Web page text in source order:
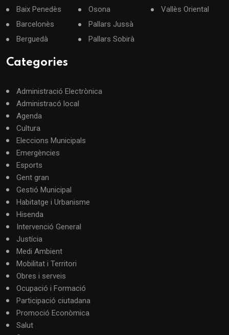
Baix Penedès
Barcelonès
Berguedà
Osona
Pallars Jussà
Pallars Sobirà
Vallès Oriental
Categories
Administració Electrònica
Administracó local
Agenda
Cultura
Eleccions Municipals
Emergències
Esports
Gent gran
Gestió Municipal
Habitatge i Urbanisme
Hisenda
Intervenció General
Justícia
Medi Ambient
Mobilitat i Territori
Obres i serveis
Ocupació i Formació
Participació ciutadana
Promoció Econòmica
Salut